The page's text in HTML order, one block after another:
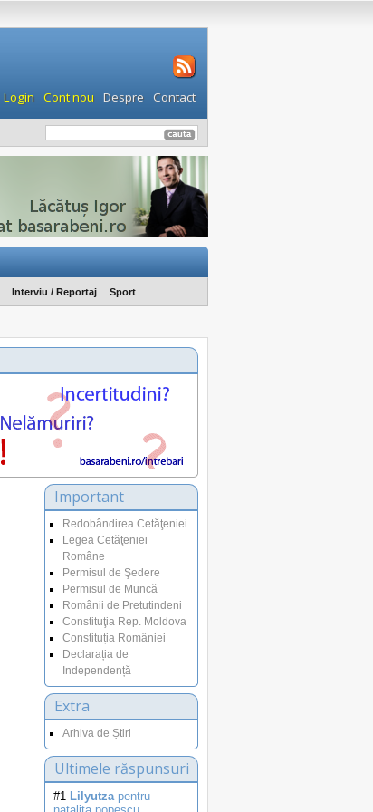
Login Cont nou Despre Contact
Interviu / Reportaj Sport
Important
Redobândirea Cetăţeniei
Legea Cetăţeniei
Române
Permisul de Şedere
Permisul de Muncă
Românii de Pretutindeni
Constituţia Rep. Moldova
Constituția României
Declarația de
Independență
Extra
Arhiva de Știri
Ultimele răspunsuri
#1 Lilyutzapentru